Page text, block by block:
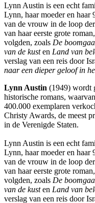
Lynn Austin is een echt
Lynn, haar moeder en haar
van de vrouw in de loop
van haar eerste grote roman,
volgden, zoals De
van de kusten Land van
verslag van een reis door
naar een dieper geloof in
Lynn Austin (1949) wordt
historische romans,
400.000 exemplaren
Christy Awards, de meest
in de Verenigde Staten.
Lynn Austin is een echt
Lynn, haar moeder en haar
van de vrouw in de loop
van haar eerste grote roman,
volgden, zoals De
van de kusten Land van
verslag van een reis door